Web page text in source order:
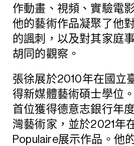
作動畫、視頻、實驗電
他的藝術作品凝聚了他
的諷刺，以及對其家庭
胡同的觀察。
張徐展於2010年在國立
得新媒體藝術碩士學位
首位獲得德意志銀行年
灣藝術家，並於2021年
Populaire展示作品。他